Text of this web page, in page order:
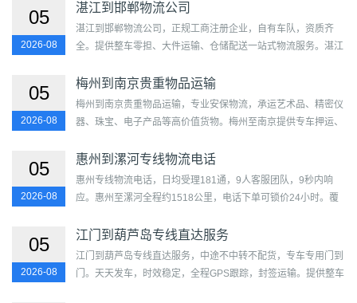
05
2026-08
湛江到邯郸物流公司
湛江到邯郸物流公司，正规工商注册企业，自有车队，资质齐
全。提供整车零担、大件运输、仓储配送一站式物流服务。湛江
05
2026-08
梅州到南京贵重物品运输
梅州到南京贵重物品运输，专业安保物流，承运艺术品、精密仪
器、珠宝、电子产品等高价值货物。梅州至南京提供专车押运、
05
2026-08
惠州到漯河专线物流电话
惠州专线物流电话，日均受理181通，9人客服团队，9秒内响
应。惠州至漯河全程约1518公里，电话下单可锁价24小时。覆
区、召...
05
2026-08
江门到葫芦岛专线直达服务
江门到葫芦岛专线直达服务，中途不中转不配货，专车专用门到
门。天天发车，时效稳定，全程GPS跟踪，封签运输。提供整车